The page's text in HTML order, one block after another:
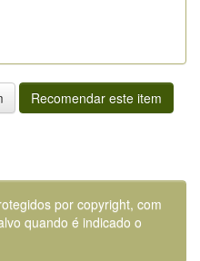
Recomendar este item
por copyright, com
quando é indicado o